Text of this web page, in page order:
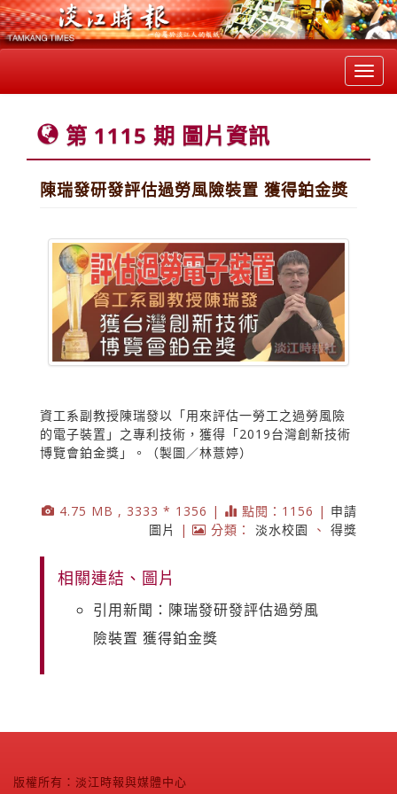
第 1115 期 圖片資訊
陳瑞發研發評估過勞風險裝置 獲得鉑金獎
資工系副教授陳瑞發以「用來評估一勞工之過勞風險
的電子裝置」之專利技術，獲得「2019台灣創新技術
博覽會鉑金獎」。（製圖／林薏婷）
4.75 MB , 3333 * 1356 | 點閱：1156 | 申請
圖片
| 分類： 淡水校園 、 得獎
相關連結、圖片
引用新聞：陳瑞發研發評估過勞風
險裝置 獲得鉑金獎
版權所有：淡江時報與媒體中心